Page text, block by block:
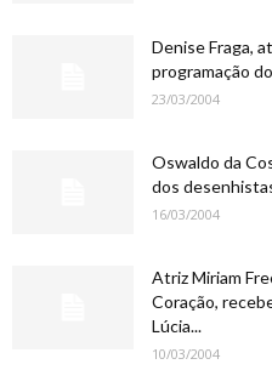
Denise Fraga,
programação
23/03/2004
Oswaldo da
dos
16/03/2004
Atriz Miriam
Coração,
Lúcia...
10/03/2004